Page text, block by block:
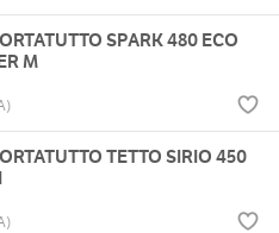
SPARK 480 ECO
M
TETTO SIRIO 450